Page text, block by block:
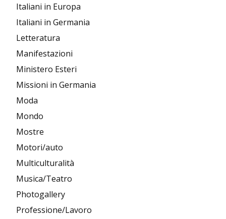
Italiani in Europa
Italiani in Germania
Letteratura
Manifestazioni
Ministero Esteri
Missioni in Germania
Moda
Mondo
Mostre
Motori/auto
Multiculturalità
Musica/Teatro
Photogallery
Professione/Lavoro